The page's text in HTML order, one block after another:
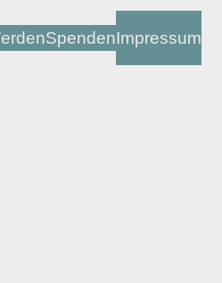
SpendenImpressum